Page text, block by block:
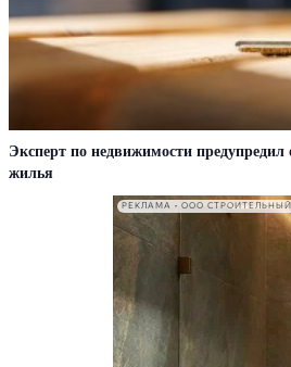
Эксперт по недвижимости предупредил
жилья